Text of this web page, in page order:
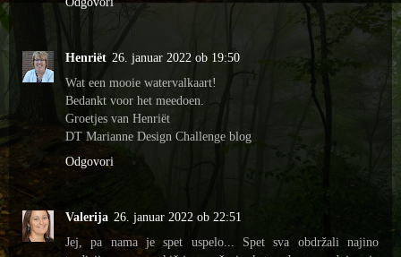
Henriët 26. januar 2022 ob 19:50
Wat een mooie watervalkaart!
Bedankt voor het meedoen.
Groetjes van Henriët
DT Marianne Design Challenge blog
Odgovori
Valerija 26. januar 2022 ob 22:51
Jej, pa nama je spet uspelo... Spet sva obdržali najino